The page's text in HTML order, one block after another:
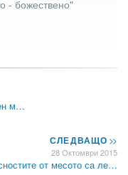
- божествено"
м…
СЛЕДВАЩО>>
28 Октомври 2015
от месото са ле…